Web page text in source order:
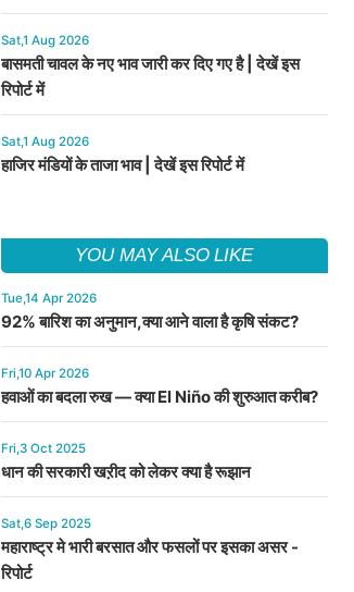
Sat,1 Aug 2026
बासमती चावल के नए भाव जारी कर दिए गए है | देखें इस
रिपोर्ट में
Sat,1 Aug 2026
हाजिर मंडियों के ताजा भाव | देखें इस रिपोर्ट में
YOU MAY ALSO LIKE
Tue,14 Apr 2026
92% बारिश का अनुमान,क्या आने वाला है कृषि संकट?
Fri,10 Apr 2026
हवाओं का बदला रुख — क्या El Niño की शुरुआत करीब?
Fri,3 Oct 2025
धान की सरकारी खऱीद को लेकर क्या है रूझान
Sat,6 Sep 2025
महाराष्ट्र मे भारी बरसात और फसलों पर इसका असर -
रिपोर्ट